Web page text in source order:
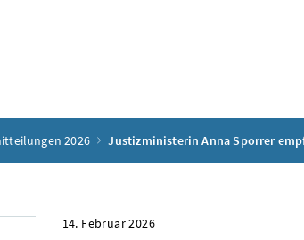
2026 Justizministerin Anna Sporrer
14. Februar 2026